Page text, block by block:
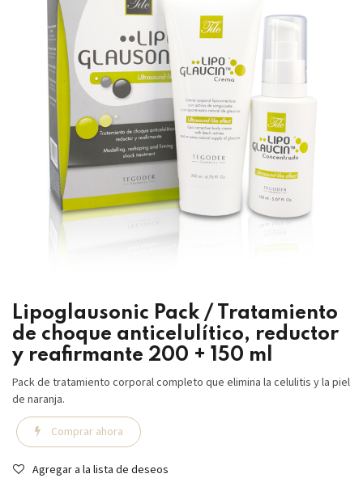
Lipoglausonic Pack / Tratamiento
de choque anticelulítico, reductor
y reafirmante 200 + 150 ml
Pack de tratamiento corporal completo que elimina la celulitis y la piel
de naranja.
Comprar ahora
Agregar a la lista de deseos